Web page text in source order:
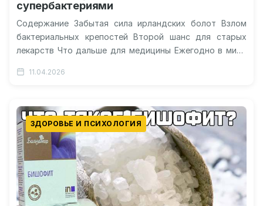
супербактериями
Содержание Забытая сила ирландских болот Взлом
бактериальных крепостей Второй шанс для старых
лекарств Что дальше для медицины Ежегодно в мире
11.04.2026
ЗДОРОВЬЕ И ПСИХОЛОГИЯ